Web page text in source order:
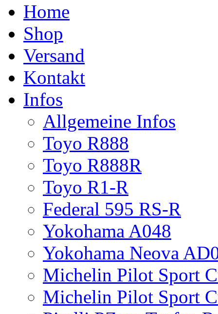
Home
Shop
Versand
Kontakt
Infos
Allgemeine Infos
Toyo R888
Toyo R888R
Toyo R1-R
Federal 595 RS-R
Yokohama A048
Yokohama Neova
Michelin Pilot Sport
Michelin Pilot Sport